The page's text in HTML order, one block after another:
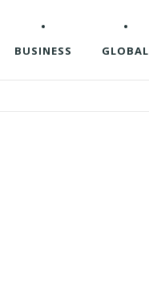
BUSINESS GLOBAL